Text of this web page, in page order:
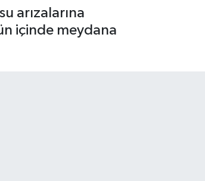
arızalarına
içinde meydana